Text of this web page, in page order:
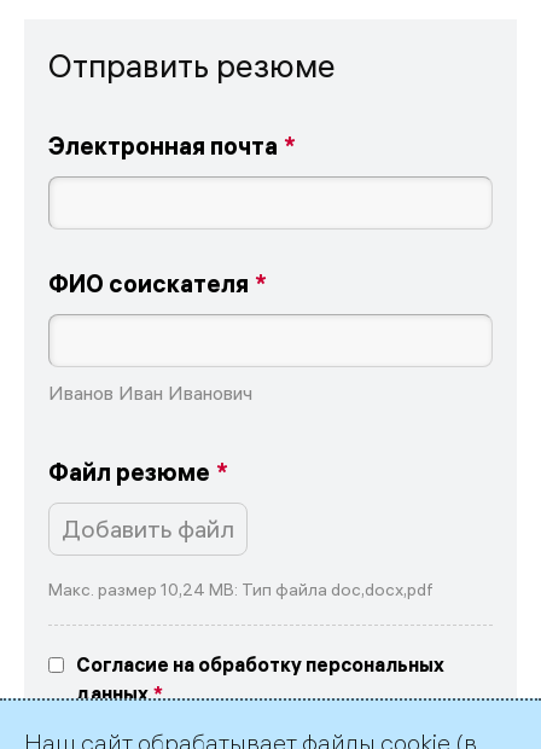
Отправить резюме
Электронная почта
ФИО соискателя
Иванов Иван Иванович
Файл резюме
Добавить файл
Макс. размер 10,24 MB: Тип файла doc,docx,pdf
Согласие на обработку персональных
данных
Наш сайт обрабатывает файлы cookie (в